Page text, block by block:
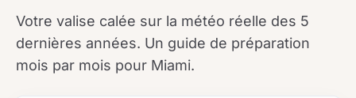
Votre valise calée sur la météo réelle des 5
dernières années. Un guide de préparation
mois par mois pour Miami.